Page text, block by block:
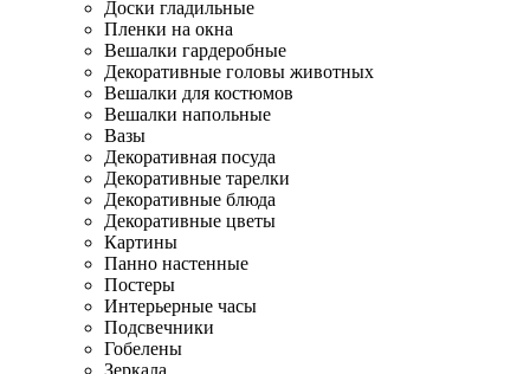
Доски гладильные
Пленки на окна
Вешалки гардеробные
Декоративные головы животных
Вешалки для костюмов
Вешалки напольные
Вазы
Декоративная посуда
Декоративные тарелки
Декоративные блюда
Декоративные цветы
Картины
Панно настенные
Постеры
Интерьерные часы
Подсвечники
Гобелены
Зеркала